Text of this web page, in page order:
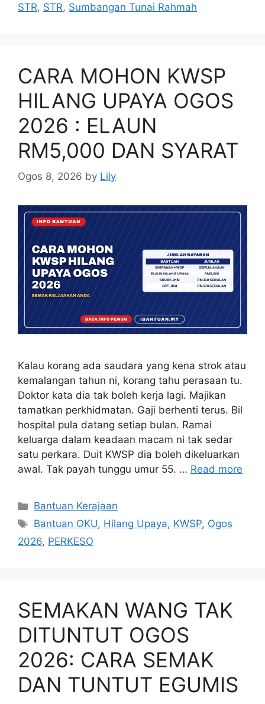
STR, STR, Sumbangan Tunai Rahmah
CARA MOHON KWSP
HILANG UPAYA OGOS
2026 : ELAUN
RM5,000 DAN SYARAT
Ogos 8, 2026 by Lily
Kalau korang ada saudara yang kena strok atau
kemalangan tahun ni, korang tahu perasaan tu.
Doktor kata dia tak boleh kerja lagi. Majikan
tamatkan perkhidmatan. Gaji berhenti terus. Bil
hospital pula datang setiap bulan. Ramai
keluarga dalam keadaan macam ni tak sedar
satu perkara. Duit KWSP dia boleh dikeluarkan
awal. Tak payah tunggu umur 55. … Read more
Categories
Bantuan Kerajaan
Tags
Bantuan OKU, Hilang Upaya, KWSP, Ogos
2026, PERKESO
SEMAKAN WANG TAK
DITUNTUT OGOS
2026: CARA SEMAK
DAN TUNTUT EGUMIS